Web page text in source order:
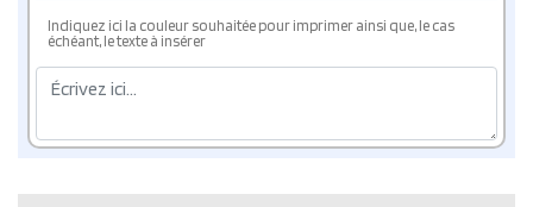
Indiquez ici la couleur souhaitée pour imprimer ainsi que, le cas
échéant, le texte à insérer